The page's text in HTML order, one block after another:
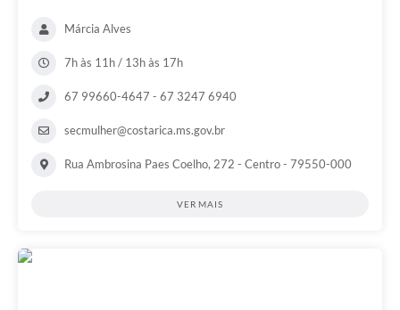
Márcia Alves
7h às 11h / 13h às 17h
67 99660-4647 - 67 3247 6940
secmulher@costarica.ms.gov.br
Rua Ambrosina Paes Coelho, 272 - Centro - 79550-000
VER MAIS